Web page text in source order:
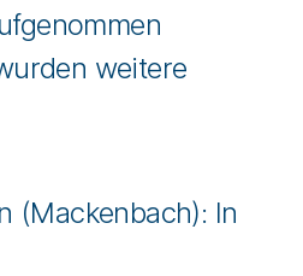
weitere
(Mackenbach): In